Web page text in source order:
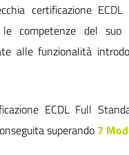
certificazione
le competenze del suo
alle funzionalità
ECDL Full
superando 7